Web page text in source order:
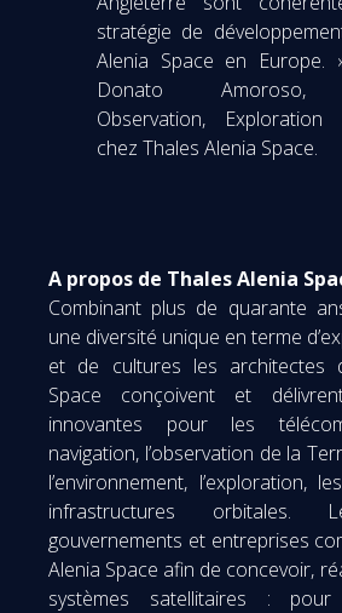
stratégie de
Alenia Space en Europe.
Donato Amoroso,
Observation,
chez Thales Alenia Space.
A propos de Thales Alenia
Combinant plus de quarante
une diversité unique en terme
et de cultures les architectes
Space conçoivent et
innovantes pour les
navigation, l’observation de la
l’environnement, l’exploration,
infrastructures orbitales.
gouvernements et entreprises
Alenia Space afin de concevoir,
systèmes satellitaires :